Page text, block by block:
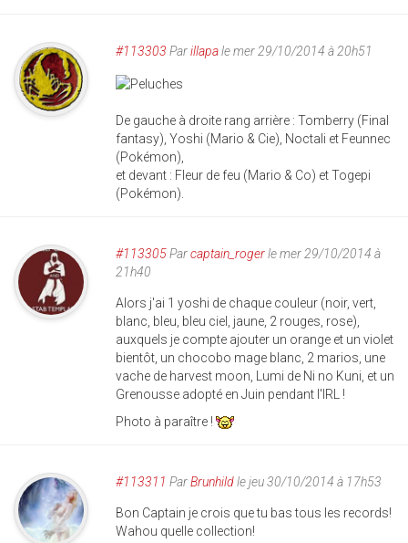
#113303 Parillapale mer 29/10/2014 à 20h51
De gauche à droite rang arrière : Tomberry (Final
fantasy), Yoshi (Mario & Cie), Noctali et Feunnec
(Pokémon),
et devant : Fleur de feu (Mario & Co) et Togepi
(Pokémon).
#113305Parcaptain_rogerle mer 29/10/2014 à
21h40
Alors j'ai 1 yoshi de chaque couleur (noir, vert,
blanc, bleu, bleu ciel, jaune, 2 rouges, rose),
auxquels je compte ajouter un orange et un violet
bientôt, un chocobo mage blanc, 2 marios, une
vache de harvest moon, Lumi de Ni no Kuni, et un
Grenousse adopté en Juin pendant l'IRL !
Photo à paraître !
#113311 ParBrunhildle jeu 30/10/2014 à 17h53
Bon Captain je crois que tu bas tous les records!
Wahou quelle collection!